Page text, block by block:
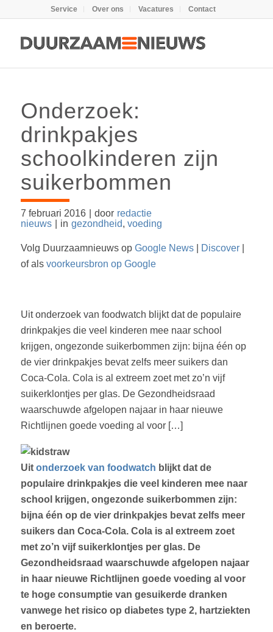
Service Over ons Vacatures Contact
Onderzoek:
drinkpakjes
schoolkinderen zijn
suikerbommen
7 februari 2016 door redactie
nieuws
in gezondheid, voeding
Volg Duurzaamnieuws op Google News| Discover|
of als voorkeursbron op Google
Uit onderzoek van foodwatch blijkt dat de populaire
drinkpakjes die veel kinderen mee naar school
krijgen, ongezonde suikerbommen zijn: bijna één op
de vier drinkpakjes bevat zelfs meer suikers dan
Coca-Cola. Cola is al extreem zoet met zo’n vijf
suikerklontjes per glas. De Gezondheidsraad
waarschuwde afgelopen najaar in haar nieuwe
Richtlijnen goede voeding al voor […]
Uit onderzoek van foodwatch blijkt dat de
populaire drinkpakjes die veel kinderen mee naar
school krijgen, ongezonde suikerbommen zijn:
bijna één op de vier drinkpakjes bevat zelfs meer
suikers dan Coca-Cola. Cola is al extreem zoet
met zo’n vijf suikerklontjes per glas. De
Gezondheidsraad waarschuwde afgelopen najaar
in haar nieuwe Richtlijnen goede voeding al voor
te hoge consumptie van gesuikerde dranken
vanwege het risico op diabetes type 2, hartziekten
en beroerte.